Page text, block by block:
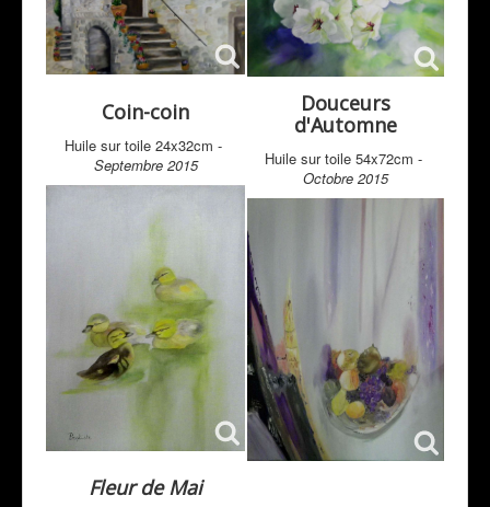
Coin-coin
Huile sur toile 24x32cm -
Septembre 2015
Douceurs
d'Automne
Huile sur toile 54x72cm -
Octobre 2015
Fleur de Mai